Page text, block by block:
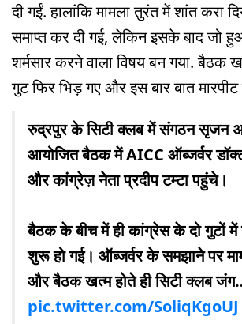
दी गईं. हालांकि मामला तुरंत में शांत करा
समाप्त कर दी गई, लेकिन इसके बाद जो
शर्मसार करने वाला विषय बन गया. बैठक
गुट फिर भिड़ गए और इस बार बात
रुद्रपुर के सिटी क्लब में संगठन सृजन
आयोजित बैठक में AICC ऑब्जर्वर
और कांग्रेज़ नेता प्रदीप टम्टा पहुंचे।
बैठक के बीच में ही कांग्रेस के दो गुटों में
शुरू हो गई। ऑब्जर्वर के समझाने पर
और बैठक खत्म होते ही सिटी क्लब
pic.twitter.com/SoliqKgoUJ